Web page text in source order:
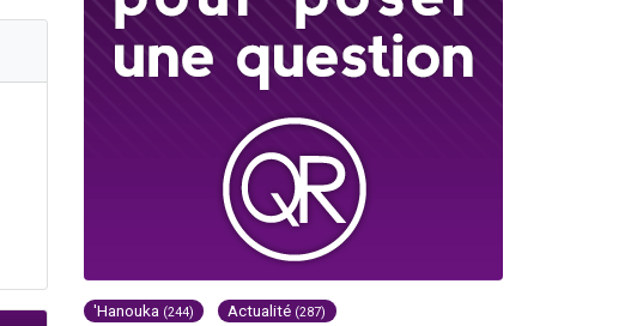
'Hanouka (244) Actualité (287)